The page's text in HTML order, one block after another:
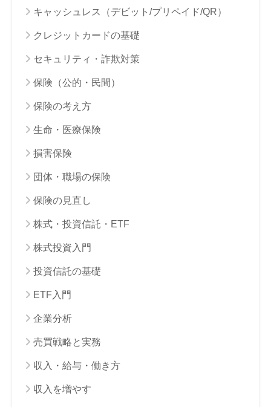
キャッシュレス（デビット/プリペイド/QR）
クレジットカードの基礎
セキュリティ・詐欺対策
保険（公的・民間）
保険の考え方
生命・医療保険
損害保険
団体・職場の保険
保険の見直し
株式・投資信託・ETF
株式投資入門
投資信託の基礎
ETF入門
企業分析
売買戦略と実務
収入・給与・働き方
収入を増やす